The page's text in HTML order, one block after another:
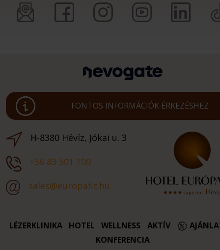
FONTOS INFORMÁCIÓK ÉRKEZÉSHEZ
H-8380 Hévíz, Jókai u. 3
+36 83 501 100
sales@europafit.hu
LÉZERKLINIKA HOTEL WELLNESS AKTÍV
KONFERENCIA